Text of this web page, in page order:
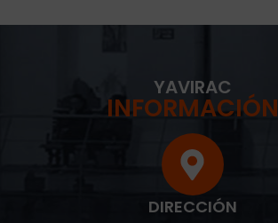
YAVIRAC
INFORMACIÓN
DIRECCIÓN